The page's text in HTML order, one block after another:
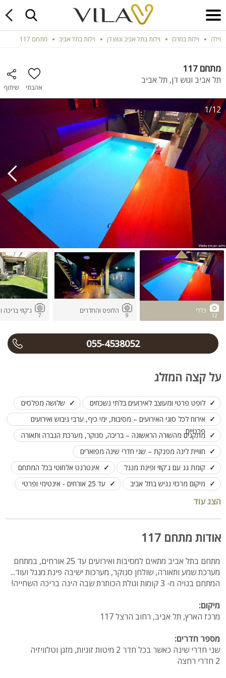
וילה וילות במרכז וילות בתל אביב וגוש דן וילות בתל אביב מתחם 117
מתחם 117
תל אביב וגוש דן, תל אביב
אהבתי שיתוף
1/12
12
כללי
9
הלופט והחדרים
7
ג'קוזי
055-4538052
על קצה המזלג
לופט פרטי ומעוצב לאירועים בלתי נשכחים
שלושה מפלסים
אירוח לכל סוגי האירועים – מסיבות, ימי כיף, ערבי גיבוש ואירועים
פרטיים
מתקנים מהשורה הראשונה – בריכה, סנוקר, מערכת הגברה ותאורה
חוויית לינה מפנקת – שני חדרי שינה מפוארים
קומת גג עם ג'קוזי ופינת מנגל
אינטרנט אלחוטי בכל המתחם
מיקום מרכזי נגיש בתל אביב
עד 25 אורחים - אינטימי ופרטי
הצג עוד
אודות מתחם 117
מתחם בתל אביב מתאים למסיבות ואירועים עד 25 אורחים, במתחם
מערכת שמע ותאורה, שולחן סנוקר, מערכות ישיבה פינת מנגל ועוד...
המתחם בנויה מ- 3 קומות וגולת הכותרת שבה הינה בריכה השחייה!
מיקום:
מרכז הארץ, תל אביב, רחוב הרצל 117
מספר חדרים:
שני חדרי שינה כאשר בכל חדר 2 מיטות זוגיות, מזגן וטלוויזיה
2 חדרי רחצה